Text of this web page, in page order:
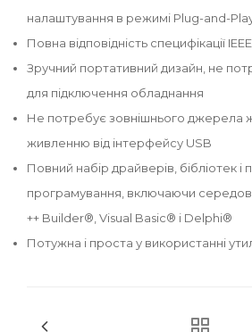
налаштування в режимі Plug-and-
Повна відповідність специфікації
Зручний портативний дизайн, не
для підключення обладнання
Не потребує зовнішнього джерела
живленню від інтерфейсу USB
Повний набір драйверів, бібліотек і
програмування, включаючи
++ Builder®, Visual Basic® і Delphi®
Потужна і проста у використанні